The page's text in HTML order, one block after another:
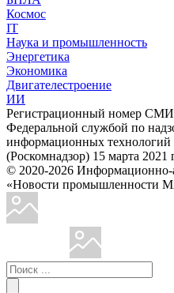
Космос
IT
Наука и промышленность
Энергетика
Экономика
Двигателестроение
ИИ
Регистрационный номер
Федеральной службой по
информационных
(Роскомнадзор) 15 марта 2021
© 2020-2026 Информационно-
«Новости промышленности